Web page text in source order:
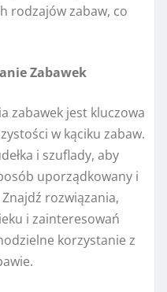
rodzajów zabaw, co
Zabawek
zabawek jest kluczowa
w kąciku zabaw.
i szuflady, aby
uporządkowany i
rozwiązania,
i zainteresowań
korzystanie z